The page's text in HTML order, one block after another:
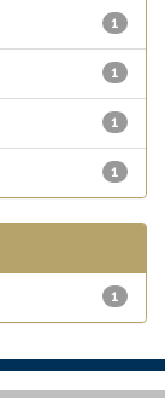
1
1
1
1
1